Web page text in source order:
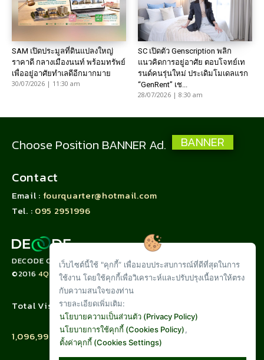
SAM เปิดประมูลที่ดินแปลงใหญ่
ราคาดี กลางเมืองนนท์ พร้อมทรัพย์
เพื่ออยู่อาศัยทำเลดีอีกมากมาย
30/07/2026 | 11:30 am
SC เปิดตัว Genscription พลิก
แนวคิดการอยู่อาศัย ตอบโจทย์เท
รนด์คนรุ่นใหม่ ประเดิมโมเดลแรก
“GenRent” เช...
28/07/2026 | 8:30 am
Choose Position BANNER Ad. BANNER
Contact
Email : fourquarter@hotmail.com
Tel. : 095 2951996
DECODE CORPORATION LIMITED
©20164QUARTER.CO
Total Visit :
1,096,997
เว็บไซต์นี้ใช้ "คุกกี้” เพื่อมอบประสบการณ์ที่ดีที่สุดในการ
ใช้งาน โดยใช้คุกกี้เพื่อวิเคราะห์และปรับปรุงเนื้อหาให้ตรง
กับความสนใจของท่าน
รายละเอียดเพิ่มเติม:
นโยบายความเป็นส่วนตัว (Privacy Policy)
นโยบายการใช้คุกกี้ (Cookies Policy),
ตั้งค่าคุกกี้ (Cookies Settings)